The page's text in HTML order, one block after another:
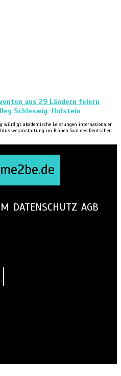
aus 29 Ländern feiern
Schleswig-Holstein
würdigt akademische Leistungen internationaler
im Blauen Saal des Deutschen
DATENSCHUTZ AGB